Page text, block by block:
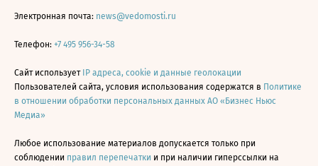
Электронная почта: news@vedomosti.ru
Телефон: +7 495 956-34-58
Сайт использует IP адреса, cookie и данные геолокации
Пользователей сайта, условия использования содержатся в Политике
в отношении обработки персональных данных АО «Бизнес Ньюс
Медиа»
Любое использование материалов допускается только при
соблюдении правил перепечатки и при наличии гиперссылки на